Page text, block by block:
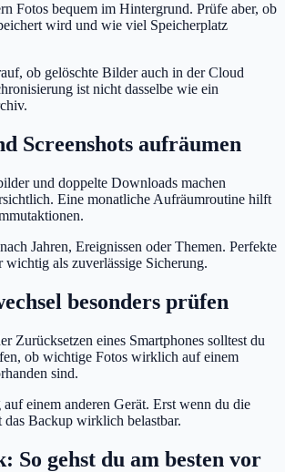
Fotos bequem im Hintergrund. Prüfe aber, ob
wird und wie viel Speicherplatz
ob gelöschte Bilder auch in der Cloud
ist nicht dasselbe wie ein
Screenshots aufräumen
und doppelte Downloads machen
Eine monatliche Aufräumroutine hilft
Jahren, Ereignissen oder Themen. Perfekte
als zuverlässige Sicherung.
besonders prüfen
Zurücksetzen eines Smartphones solltest du
ob wichtige Fotos wirklich auf einem
sind.
einem anderen Gerät. Erst wenn du die
Backup wirklich belastbar.
So gehst du am besten vor